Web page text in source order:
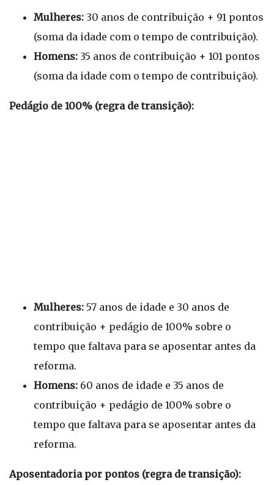
Mulheres: 30 anos de contribuição + 91 pontos
(soma da idade com o tempo de contribuição).
Homens: 35 anos de contribuição + 101 pontos
(soma da idade com o tempo de contribuição).
Pedágio de 100% (regra de transição):
Mulheres: 57 anos de idade e 30 anos de
contribuição + pedágio de 100% sobre o
tempo que faltava para se aposentar antes da
reforma.
Homens: 60 anos de idade e 35 anos de
contribuição + pedágio de 100% sobre o
tempo que faltava para se aposentar antes da
reforma.
Aposentadoria por pontos (regra de transição):